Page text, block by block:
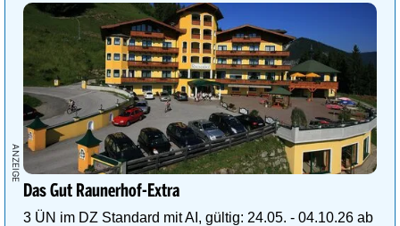
Das Gut Raunerhof-Extra
3 ÜN im DZ Standard mit AI, gültig: 24.05. - 04.10.26 ab